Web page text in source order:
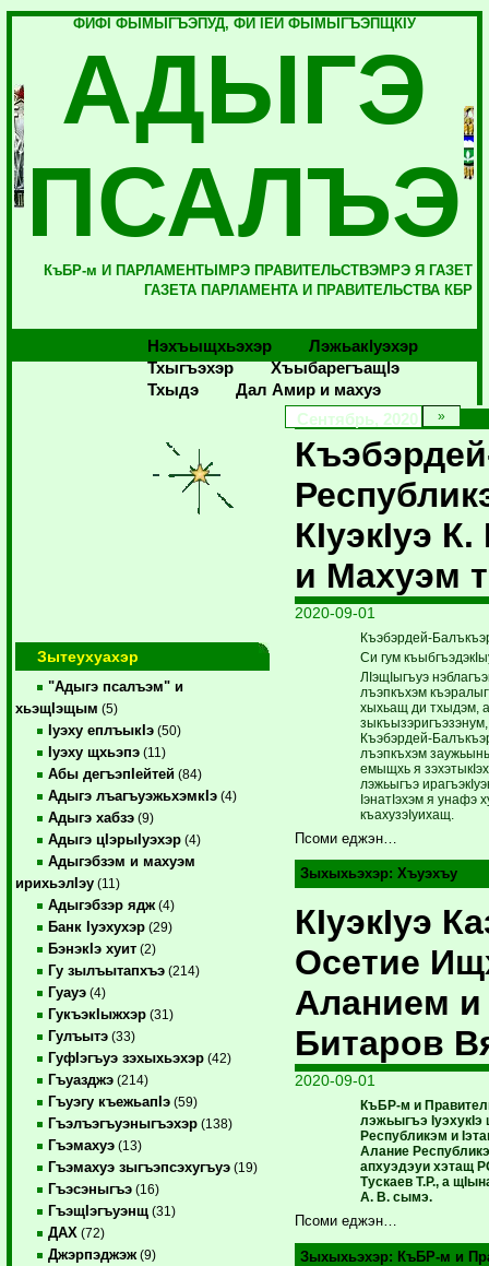
ФИФI ФЫМЫГЪЭПУД, ФИ IЕЙ ФЫМЫГЪЭПЩКIУ
АДЫГЭ
ПСАЛЪЭ
КъБР-м И ПАРЛАМЕНТЫМРЭ ПРАВИТЕЛЬСТВЭМРЭ Я ГАЗЕТ
ГАЗЕТА ПАРЛАМЕНТА И ПРАВИТЕЛЬСТВА КБР
Нэхъыщхьэхэр
Лэжьакlуэхэр
Тхыгъэхэр
Хъыбарегъащlэ
Тхыдэ
Дал Амир и махуэ
Зытеухуахэр
"Адыгэ псалъэм" и
хьэщIэщым (5)
Iуэху еплъыкIэ (50)
Iуэху щхьэпэ (11)
Абы дегъэпIейтей (84)
Адыгэ лъагъуэжьхэмкIэ (4)
Адыгэ хабзэ (9)
Адыгэ цIэрыIуэхэр (4)
Адыгэбзэм и махуэм
ирихьэлIэу (11)
Адыгэбзэр ядж (4)
Банк Iуэхухэр (29)
БэнэкIэ хуит (2)
Гу зылъытапхъэ (214)
Гуауэ (4)
ГукъэкIыжхэр (31)
Гулъытэ (33)
ГуфIэгъуэ зэхыхьэхэр (42)
Гъуазджэ (214)
Гъуэгу къежьапIэ (59)
Гъэлъэгъуэныгъэхэр (138)
Гъэмахуэ (13)
Гъэмахуэ зыгъэпсэхугъуэ (19)
Гъэсэныгъэ (16)
ГъэщIэгъуэнщ (31)
ДАХ (72)
Джэрпэджэж (9)
Сентябрь, 2020
КIуэкIуэ
и Махуэм
2020-09-01
Къэбэрдей-
Си гум
ЛIэщIыгъуэ
лъэпкъхэм
хыхьащ ди тхыдэм,
Къэбэрдей-
лъэпкъхэм
емыщхь я
лэжьыгъэ
IэнатIэхэм я унафэ
къахузэIуихащ.
Псоми еджэн…
Зыхыхьэхэр: Хъуэхъу
КIуэкIуэ
Осетие
Аланием и
Битаров
2020-09-01
КъБР-м и
лэжьыгъэ
Республикэм и
Алание
апхуэдэуи хэтащ
Тускаев Т.Р., а
А. В. сымэ.
Псоми еджэн…
Зыхыхьэхэр: КъБР-м и